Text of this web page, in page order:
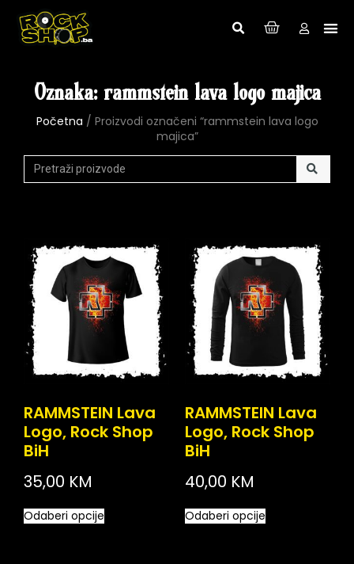
Oznaka: rammstein lava logo majica
Početna / Proizvodi označeni “rammstein lava logo
majica”
RAMMSTEIN Lava
Logo, Rock Shop
BiH
35,00 KM
Odaberi opcije
RAMMSTEIN Lava
Logo, Rock Shop
BiH
40,00 KM
Odaberi opcije